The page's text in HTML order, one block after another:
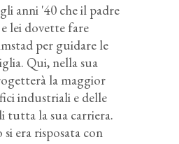
anni '40 che il padre
lei dovette fare
per guidare le
Qui, nella sua
la maggior
industriali e delle
tutta la sua carriera.
era risposata con